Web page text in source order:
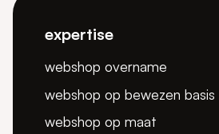
expertise
webshop overname
webshop op bewezen basis
webshop op maat